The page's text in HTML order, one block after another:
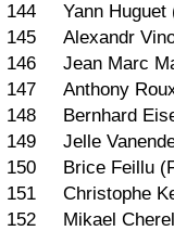
144 Yann Huguet
145 Alexandr
146 Jean Marc
147 Anthony
148 Bernhard
149 Jelle
150 Brice Feillu
151 Christophe
152 Mikael